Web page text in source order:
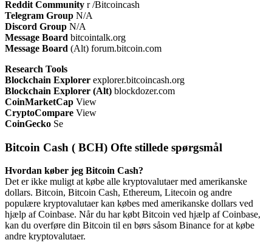
Reddit Community r /Bitcoincash
Telegram Group N/A
Discord Group N/A
Message Board bitcointalk.org
Message Board (Alt) forum.bitcoin.com
Research Tools
Blockchain Explorer explorer.bitcoincash.org
Blockchain Explorer (Alt) blockdozer.com
CoinMarketCap View
CryptoCompare View
CoinGecko Se
Bitcoin Cash ( BCH) Ofte stillede spørgsmål
Hvordan køber jeg Bitcoin Cash?
Det er ikke muligt at købe alle kryptovalutaer med amerikanske
dollars. Bitcoin, Bitcoin Cash, Ethereum, Litecoin og andre
populære kryptovalutaer kan købes med amerikanske dollars ved
hjælp af Coinbase. Når du har købt Bitcoin ved hjælp af Coinbase,
kan du overføre din Bitcoin til en børs såsom Binance for at købe
andre kryptovalutaer.